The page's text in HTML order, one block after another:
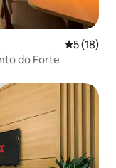
5 de uma
5 (18)
do Forte